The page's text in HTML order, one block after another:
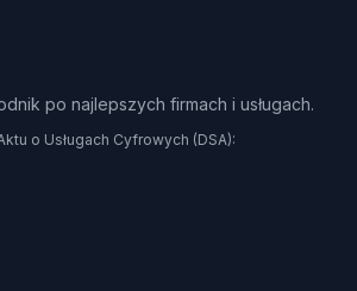
po najlepszych firmach i usługach.
o Usługach Cyfrowych (DSA):